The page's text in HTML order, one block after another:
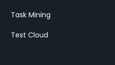
Task Mining
Test Cloud